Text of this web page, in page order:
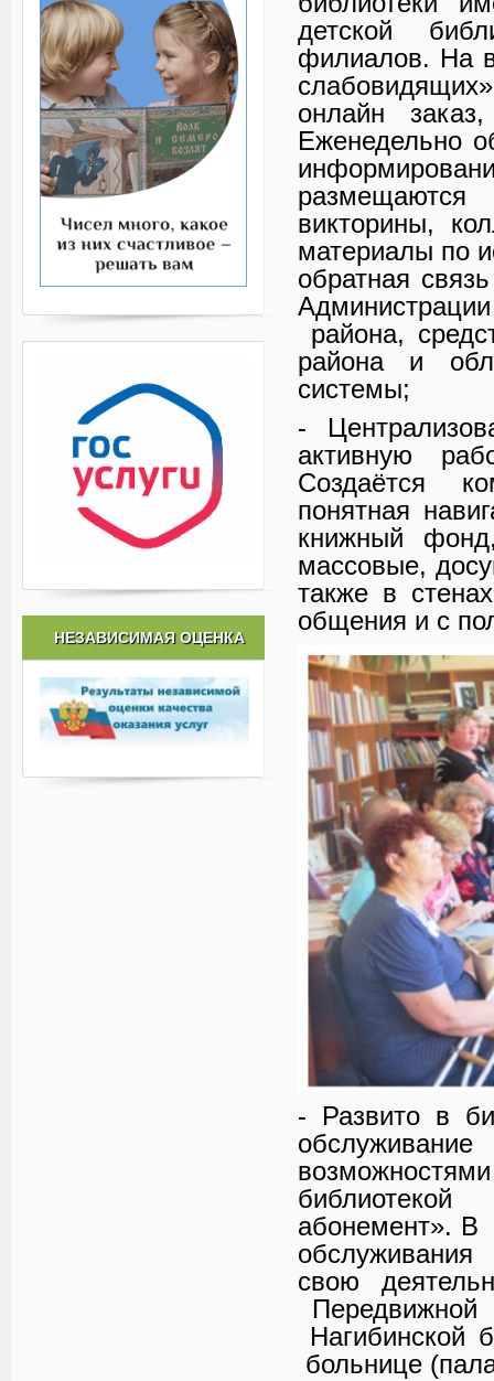
детской
филиалов. На
онлайн
Еженедельно
размещаются
викторины,
материалы по
обратная
района,
района и
системы;
-
активную
Создаётся
понятная
книжный
массовые,
также в
общения и с
- Развито в
библиотекой
абонемент». В
свою
больнице
НЕЗАВИСИМАЯ ОЦЕНКА